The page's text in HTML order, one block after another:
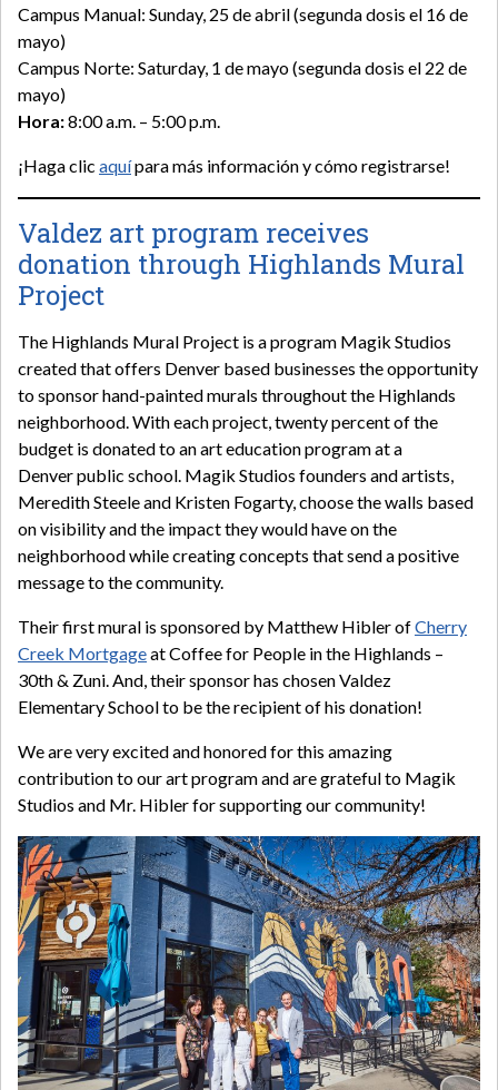
Campus Manual: Sunday, 25 de abril (segunda dosis el 16 de
mayo)
Campus Norte: Saturday, 1 de mayo (segunda dosis el 22 de
mayo)
Hora:8:00 a.m. – 5:00 p.m.
¡Haga clic aquípara más información y cómo registrarse!
Valdez art program receives
donation through Highlands Mural
Project
The Highlands Mural Project is a program Magik Studios
created that offers Denver based businesses the opportunity
to sponsor hand-painted murals throughout the Highlands
neighborhood. With each project, twenty percent of the
budget is donated to an art education program at a
Denver public school. Magik Studios founders and artists,
Meredith Steele and Kristen Fogarty, choose the walls based
on visibility and the impact they would have on the
neighborhood while creating concepts that send a positive
message to the community.
Their first mural is sponsored by Matthew Hibler ofCherry
Creek Mortgageat Coffee for People in the Highlands –
30th & Zuni. And, their sponsor has chosen Valdez
Elementary School to be the recipient of his donation!
We are very excited and honored for this amazing
contribution to our art program and are grateful to Magik
Studios and Mr. Hibler for supporting our community!